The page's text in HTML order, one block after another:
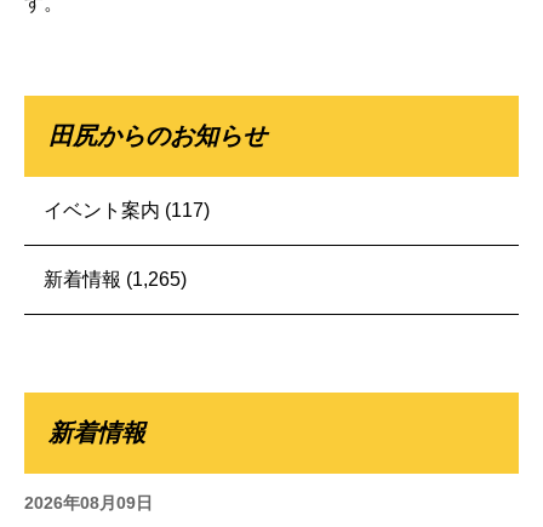
田尻からのお知らせ
イベント案内 (117)
新着情報 (1,265)
新着情報
2026年08月09日